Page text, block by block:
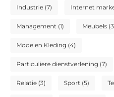
Industrie (7) Internet
Management (1) Meubels
Mode en Kleding (4)
Particuliere dienstverlening (7)
Relatie (3) Sport (5)